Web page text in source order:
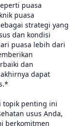
puasa
puasa
strategi yang
dan kondisi
puasa lebih dari
dan
dapat
topik penting ini
usus Anda,
berkomitmen